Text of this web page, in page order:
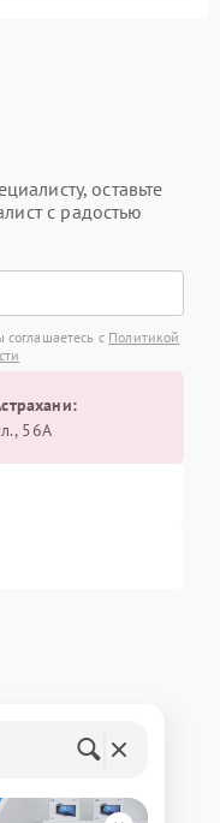
оставьте
с радостью
соглашаетесь с Политикой
56А